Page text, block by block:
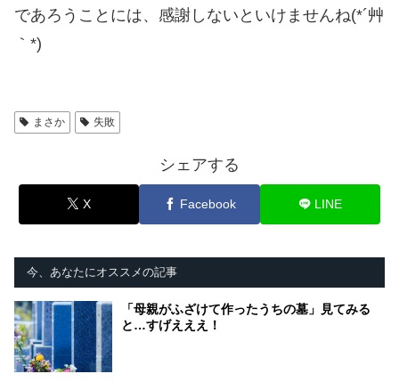
であろうことには、感謝しないといけませんね(*´艸
｀*)
まさか 失敗
シェアする
X Facebook LINE
今、あなたにオススメの記事
「母親がふざけて作ったうちの墓」見てみる
と…すげえええ！